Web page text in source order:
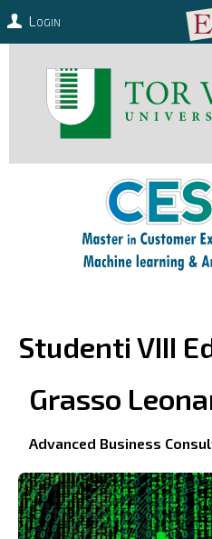
Login
Studenti VIII
Grasso
Advanced Business